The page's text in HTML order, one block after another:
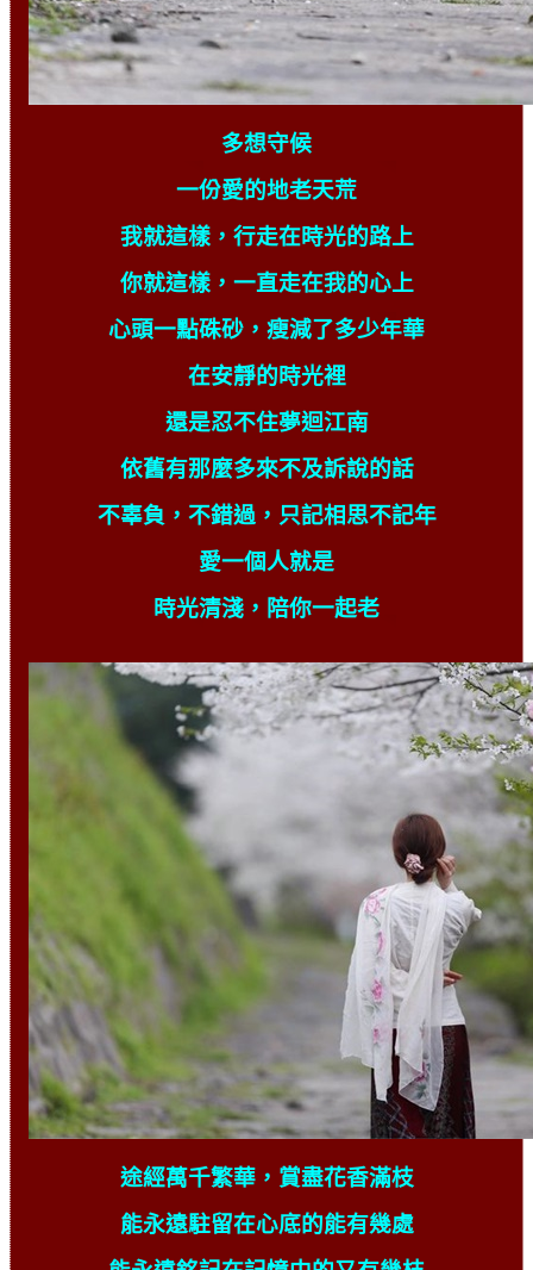
多想守候
一份愛的地老天荒
我就這樣，行走在時光的路上
你就這樣，一直走在我的心上
心頭一點硃砂，瘦減了多少年華
在安靜的時光裡
還是忍不住夢迴江南
依舊有那麼多來不及訴說的話
不辜負，不錯過，只記相思不記年
愛一個人就是
時光清淺，陪你一起老
途經萬千繁華，賞盡花香滿枝
能永遠駐留在心底的能有幾處